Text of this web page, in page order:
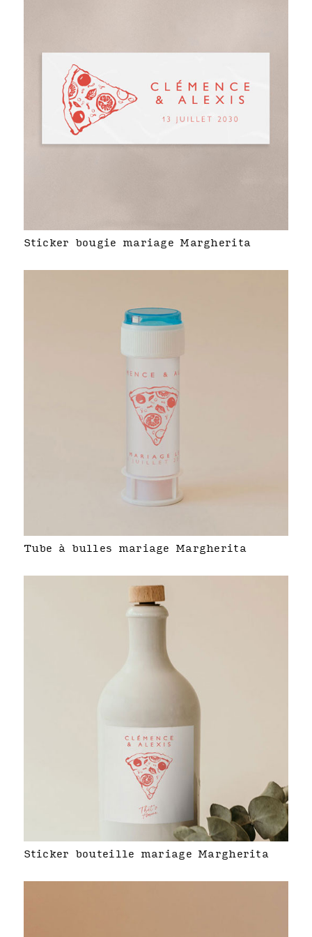
Sticker bougie mariage Margherita
Tube à bulles mariage Margherita
Sticker bouteille mariage Margherita